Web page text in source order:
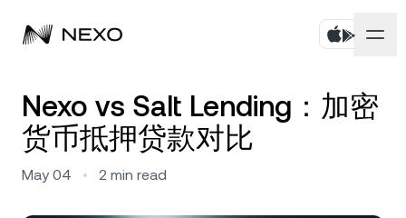
购买资产
Flexible Savings
商业
Nexo vs Salt Lending：加密
货币抵押贷款对比
May 04 • 2 min read